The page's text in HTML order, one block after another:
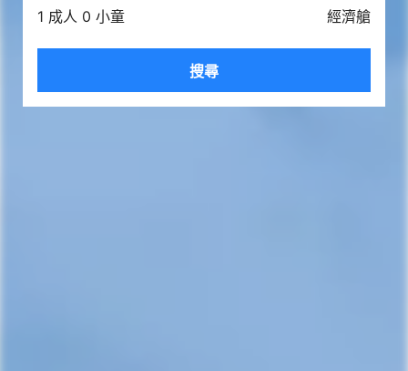
1 成人 0 小童 經濟艙
搜尋